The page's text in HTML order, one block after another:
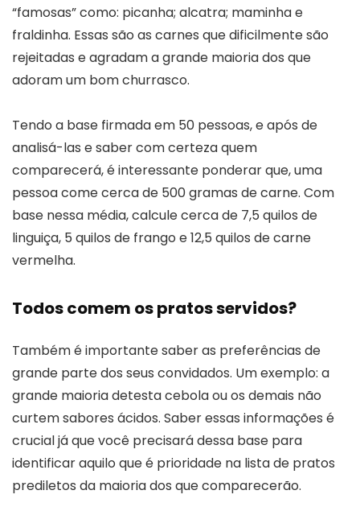
“famosas” como: picanha; alcatra; maminha e
fraldinha. Essas são as carnes que dificilmente são
rejeitadas e agradam a grande maioria dos que
adoram um bom churrasco.
Tendo a base firmada em 50 pessoas, e após de
analisá-las e saber com certeza quem
comparecerá, é interessante ponderar que, uma
pessoa come cerca de 500 gramas de carne. Com
base nessa média, calcule cerca de 7,5 quilos de
linguiça, 5 quilos de frango e 12,5 quilos de carne
vermelha.
Todos comem os pratos servidos?
Também é importante saber as preferências de
grande parte dos seus convidados. Um exemplo: a
grande maioria detesta cebola ou os demais não
curtem sabores ácidos. Saber essas informações é
crucial já que você precisará dessa base para
identificar aquilo que é prioridade na lista de pratos
prediletos da maioria dos que comparecerão.